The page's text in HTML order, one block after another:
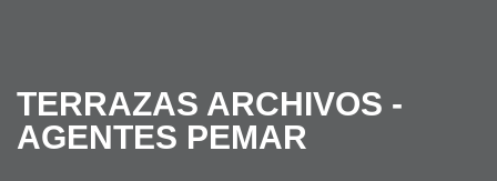
TERRAZAS ARCHIVOS -
AGENTES PEMAR